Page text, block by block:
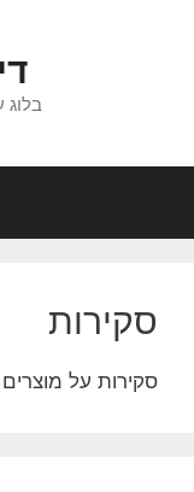
סקירות
סקירות על